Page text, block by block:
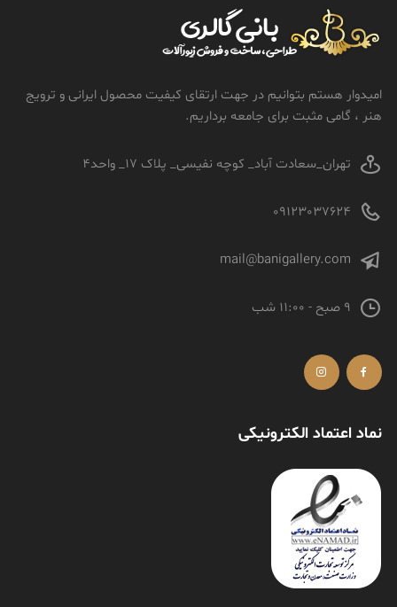
امیدوار هستم بتوانیم در جهت ارتقای کیفیت محصول ایرانی و ترویج
هنر ، گامی مثبت برای جامعه برداریم.
تهران_سعادت آباد_ کوچه نفیسی_ پلاک 17_ واحد4
09123037624
mail@banigallery.com
9 صبح - 11:00 شب
نماد اعتماد الکترونیکی